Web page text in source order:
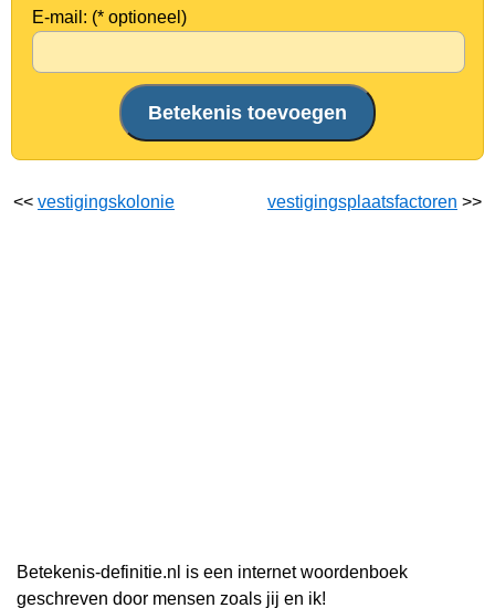
E-mail: (* optioneel)
<< vestigingskolonie vestigingsplaatsfactoren >>
Betekenis-definitie.nl is een internet woordenboek
geschreven door mensen zoals jij en ik!